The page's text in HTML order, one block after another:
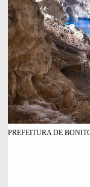
PREFEITURA DE